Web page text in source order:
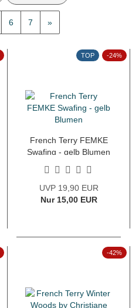
6 7 »
TOP -24%
French Terry FEMKE
Swafing - gelb Blumen
UVP 19,90 EUR
Nur 15,00 EUR
-42%